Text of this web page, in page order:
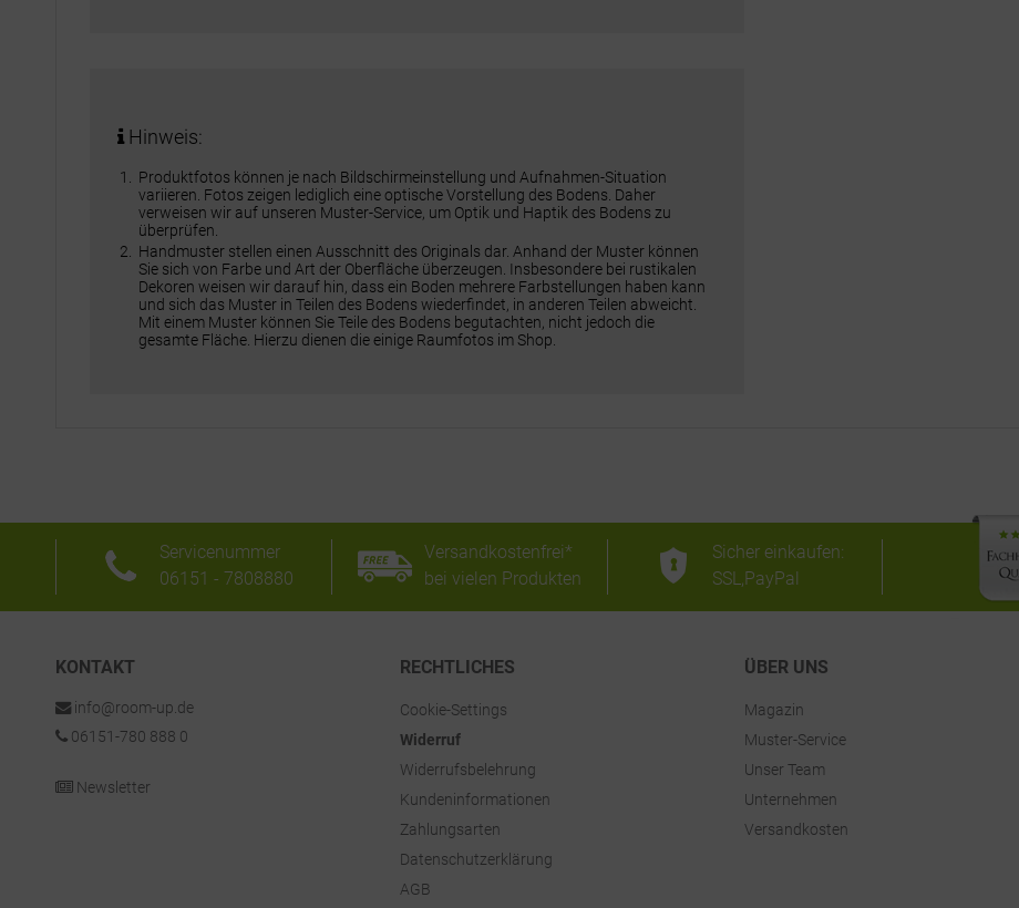
Hinweis:
Produktfotos können je nach Bildschirmeinstellung und Aufnahmen-Situation
variieren. Fotos zeigen lediglich eine optische Vorstellung des Bodens. Daher
verweisen wir auf unseren Muster-Service, um Optik und Haptik des Bodens zu
überprüfen.
Handmuster stellen einen Ausschnitt des Originals dar. Anhand der Muster können
Sie sich von Farbe und Art der Oberfläche überzeugen. Insbesondere bei rustikalen
Dekoren weisen wir darauf hin, dass ein Boden mehrere Farbstellungen haben kann
und sich das Muster in Teilen des Bodens wiederfindet, in anderen Teilen abweicht.
Mit einem Muster können Sie Teile des Bodens begutachten, nicht jedoch die
gesamte Fläche. Hierzu dienen die einige Raumfotos im Shop.
Servicenummer
06151 - 7808880
Versandkostenfrei*
bei vielen Produkten
Sicher einkaufen:
SSL,PayPal
KONTAKT
info@room-up.de
06151-780 888 0
Newsletter
RECHTLICHES
Cookie-Settings
Widerruf
Widerrufsbelehrung
Kundeninformationen
Zahlungsarten
Datenschutzerklärung
AGB
ÜBER UNS
Magazin
Muster-Service
Unser Team
Unternehmen
Versandkosten